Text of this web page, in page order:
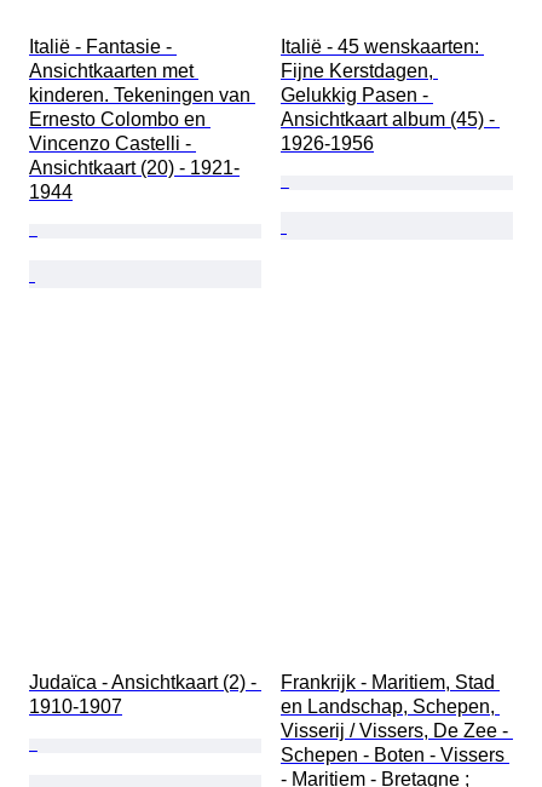
Italië - Fantasie -
Ansichtkaarten met
kinderen. Tekeningen van
Ernesto Colombo en
Vincenzo Castelli -
Ansichtkaart (20) - 1921-
1944
Italië - 45 wenskaarten:
Fijne Kerstdagen,
Gelukkig Pasen -
Ansichtkaart album (45) -
1926-1956
Judaïca - Ansichtkaart (2) -
1910-1907
Frankrijk - Maritiem, Stad
en Landschap, Schepen,
Visserij / Vissers, De Zee -
Schepen - Boten - Vissers
- Maritiem - Bretagne ;